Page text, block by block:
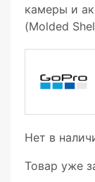
камеры и
(Molded
Нет в
Товар уже